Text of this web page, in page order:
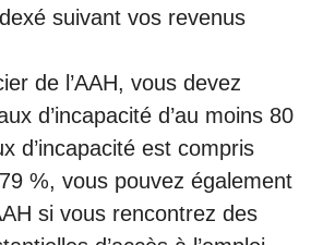
suivant vos revenus
de l’AAH, vous devez
d’incapacité d’au moins 80
d’incapacité est compris
%, vous pouvez également
si vous rencontrez des